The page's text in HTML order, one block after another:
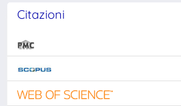
Citazioni